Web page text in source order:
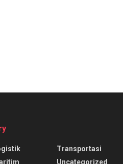
Transportasi
Uncategorized